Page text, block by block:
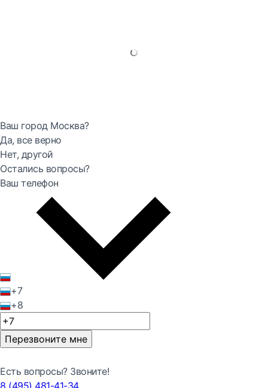
Ваш город Москва?
Да, все верно
Нет, другой
Остались вопросы?
Ваш телефон
+7
+8
Перезвоните мне
Есть вопросы? Звоните!
8 (495) 481-41-34